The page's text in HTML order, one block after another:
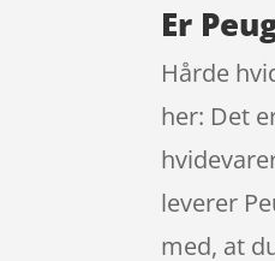
Er
Hårde
her: Det
leverer
med, at